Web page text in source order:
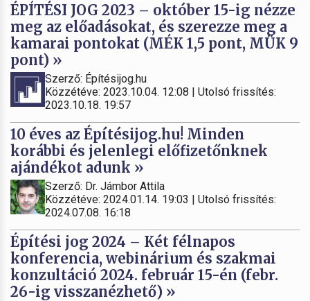
ÉPÍTÉSI JOG 2023 – október 15-ig nézze
meg az előadásokat, és szerezze meg a
kamarai pontokat (MÉK 1,5 pont, MÜK 9
pont) »
Szerző: Építésijog.hu
Közzétéve: 2023.10.04. 12:08 | Utolsó frissítés:
2023.10.18. 19:57
10 éves az Építésijog.hu! Minden
korábbi és jelenlegi előfizetőnknek
ajándékot adunk »
Szerző: Dr. Jámbor Attila
Közzétéve: 2024.01.14. 19:03 | Utolsó frissítés:
2024.07.08. 16:18
Építési jog 2024 – Két félnapos
konferencia, webinárium és szakmai
konzultáció 2024. február 15-én (febr.
26-ig visszanézhető) »